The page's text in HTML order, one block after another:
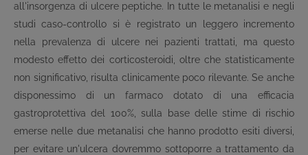
all'insorgenza di ulcere peptiche. In tutte le metanalisi e negli
studi caso-controllo si è registrato un leggero incremento
nella prevalenza di ulcere nei pazienti trattati, ma questo
modesto effetto dei corticosteroidi, oltre che statisticamente
non significativo, risulta clinicamente poco rilevante. Se anche
disponessimo di un farmaco dotato di una efficacia
gastroprotettiva del 100%, sulla base delle stime di rischio
emerse nelle due metanalisi che hanno prodotto esiti diversi,
per evitare un'ulcera dovremmo sottoporre a trattamento da